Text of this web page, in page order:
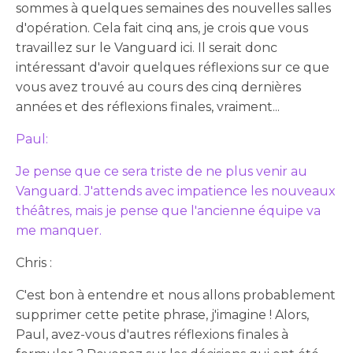
sommes à quelques semaines des nouvelles salles
d'opération. Cela fait cinq ans, je crois que vous
travaillez sur le Vanguard ici. Il serait donc
intéressant d'avoir quelques réflexions sur ce que
vous avez trouvé au cours des cinq dernières
années et des réflexions finales, vraiment...
Paul:
Je pense que ce sera triste de ne plus venir au
Vanguard. J'attends avec impatience les nouveaux
théâtres, mais je pense que l'ancienne équipe va
me manquer.
Chris :
C'est bon à entendre et nous allons probablement
supprimer cette petite phrase, j'imagine ! Alors,
Paul, avez-vous d'autres réflexions finales à